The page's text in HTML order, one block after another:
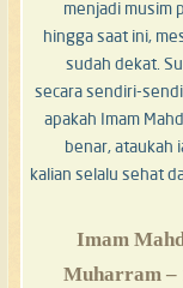
menjadi musim
hingga saat ini,
sudah dekat.
secara sendiri-
apakah Imam
benar, ataukah
kalian selalu sehat
Imam
Muharram –